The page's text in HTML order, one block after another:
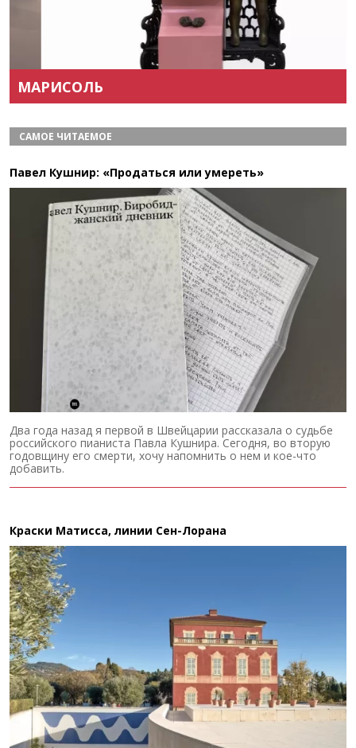
МАРИСОЛЬ
САМОЕ ЧИТАЕМОЕ
Павел Кушнир: «Продаться или умереть»
Два года назад я первой в Швейцарии рассказала о судьбе
российского пианиста Павла Кушнира. Сегодня, во вторую
годовщину его смерти, хочу напомнить о нем и кое-что
добавить.
Краски Матисса, линии Сен-Лорана